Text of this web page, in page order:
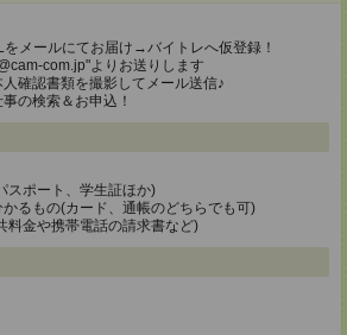
をメールにてお届け→バイトレへ仮登録！
com.jp"よりお送りします
人確認書類を撮影してメール送信♪
の検索＆お申込！
スポート、学生証ほか)
るもの(カード、通帳のどちらでも可)
料金や携帯電話の請求書など)